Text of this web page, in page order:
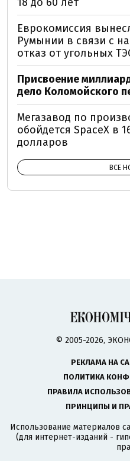
Еврокомиссия
Румынии в связи с
отказ от угольных
Присвоение
дело Коломойского
Мегазавод по
обойдется SpaceX в
долларов
ВСЕ
© 2005-2026,
РЕКЛАМА НА
ПОЛИТИКА
ПРАВИЛА
ПРИНЦИПЫ И
Использование материалов
(для интернет-изданий -